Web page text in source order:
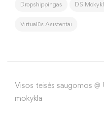
Dropshippingas DS
Virtualūs Asistentai
Visos teisės saugomos
mokykla